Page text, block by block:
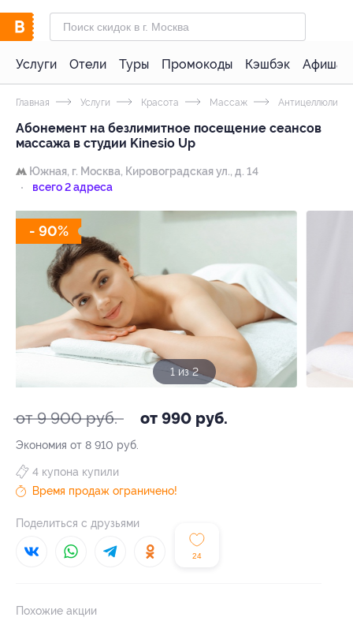
Услуги Отели Туры Промокоды Кэшбэк Афиша
Главная Услуги Красота Массаж
Абонемент на безлимитное посещение сеансов
массажа в студии Kinesio Up
Южная, г. Москва, Кировоградская ул., д. 14
всего 2 адреса
- 90%
1 из 2
от 9 900 руб. от 990 руб.
Экономия от 8 910 руб.
24
4 купона купили
Время продаж ограничено!
Поделиться с друзьями
Похожие акции